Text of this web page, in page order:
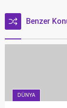
Benzer
DÜNYA